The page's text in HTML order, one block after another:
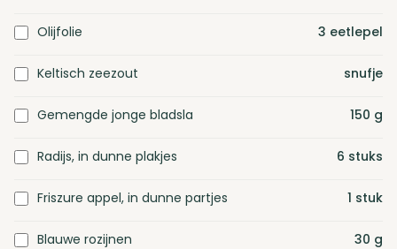
Olijfolie 3 eetlepel
Keltisch zeezout snufje
Gemengde jonge bladsla 150 g
Radijs, in dunne plakjes 6 stuks
Friszure appel, in dunne partjes 1 stuk
Blauwe rozijnen 30 g